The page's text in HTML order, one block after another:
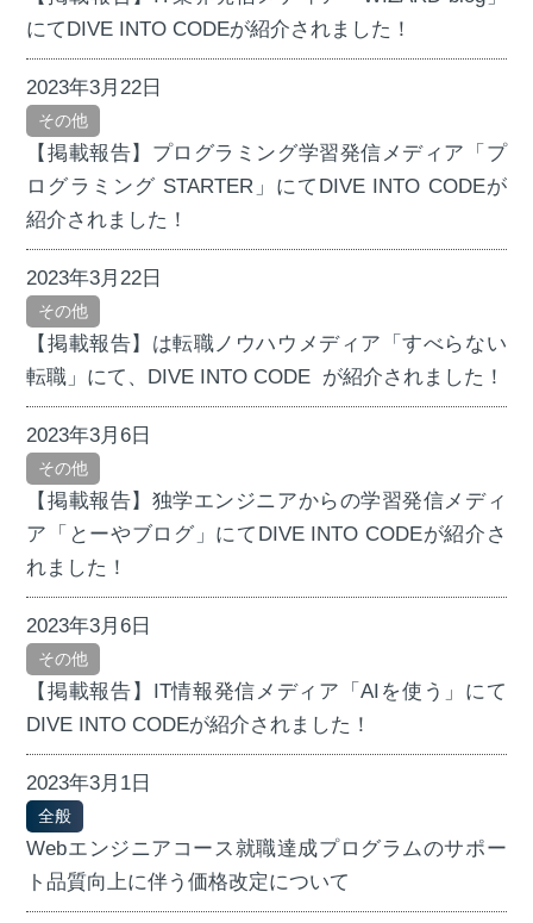
にてDIVE INTO CODEが紹介されました！
2023年3月22日
その他
【掲載報告】プログラミング学習発信メディア「プ
ログラミング STARTER」にてDIVE INTO CODEが
紹介されました！
2023年3月22日
その他
【掲載報告】は転職ノウハウメディア「すべらない
転職」にて、DIVE INTO CODE が紹介されました！
2023年3月6日
その他
【掲載報告】独学エンジニアからの学習発信メディ
ア「とーやブログ」にてDIVE INTO CODEが紹介さ
れました！
2023年3月6日
その他
【掲載報告】IT情報発信メディア「AIを使う」にて
DIVE INTO CODEが紹介されました！
2023年3月1日
全般
Webエンジニアコース就職達成プログラムのサポー
ト品質向上に伴う価格改定について